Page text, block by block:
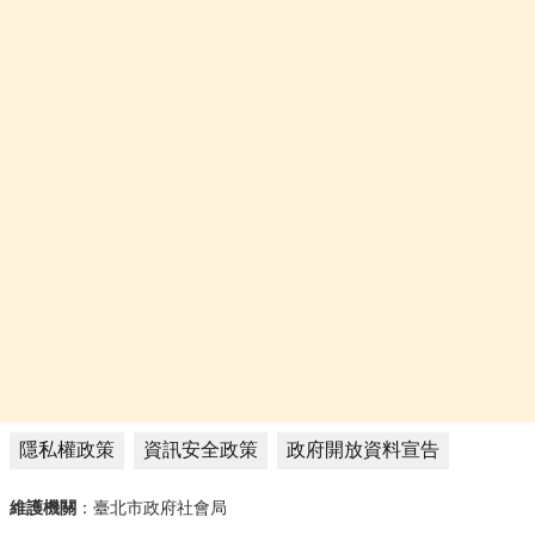
隱私權政策 資訊安全政策 政府開放資料宣告
維護機關 ：臺北市政府社會局